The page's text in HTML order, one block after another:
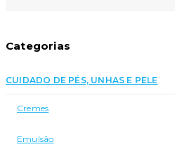
Categorias
CUIDADO DE PÉS, UNHAS E PELE
Cremes
Emulsão